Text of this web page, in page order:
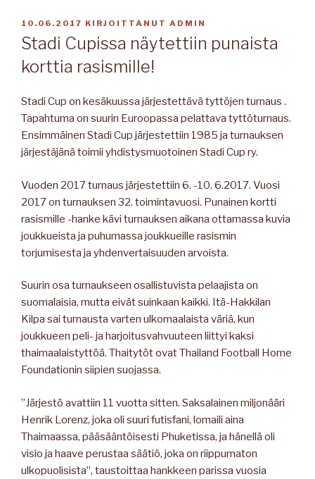
JULKAISTU
10.06.2017 KIRJOITTANUT ADMIN
Stadi Cupissa näytettiin punaista
korttia rasismille!
Stadi Cup on kesäkuussa järjestettävä tyttöjen turnaus .
Tapahtuma on suurin Euroopassa pelattava tyttöturnaus.
Ensimmäinen Stadi Cup järjestettiin 1985 ja turnauksen
järjestäjänä toimii yhdistysmuotoinen Stadi Cup ry.
Vuoden 2017 turnaus järjestettiin 6. -10. 6.2017. Vuosi
2017 on turnauksen 32. toimintavuosi. Punainen kortti
rasismille -hanke kävi turnauksen aikana ottamassa kuvia
joukkueista ja puhumassa joukkueille rasismin
torjumisesta ja yhdenvertaisuuden arvoista.
Suurin osa turnaukseen osallistuvista pelaajista on
suomalaisia, mutta eivät suinkaan kaikki. Itä-Hakkilan
Kilpa sai turnausta varten ulkomaalaista väriä, kun
joukkueen peli- ja harjoitusvahvuuteen liittyi kaksi
thaimaalaistyttöä. Thaitytöt ovat Thailand Football Home
Foundationin siipien suojassa.
”Järjestö avattiin 11 vuotta sitten. Saksalainen miljonääri
Henrik Lorenz, joka oli suuri futisfani, lomaili aina
Thaimaassa, pääsääntöisesti Phuketissa, ja hänellä oli
visio ja haave perustaa säätiö, joka on riippumaton
ulkopuolisista”, taustoittaa hankkeen parissa vuosia